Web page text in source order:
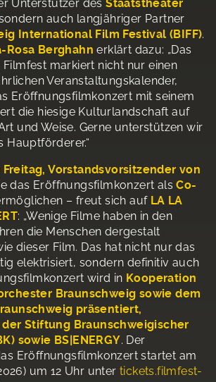
Unterstützer desStaatstheater
auch langjähriger Partner
International Film Festival (BIFF).
Rosa Berghahn erklärt dazu: „Das
markiert nicht nur einen
Veranstaltungskalender,
Eröffnungsfilmkonzert mit seinem
die hiesige Kulturlandschaft auf
und Weise. Gerne unterstützen wir
Hauptförderer.“
Vorstandsvorsitzender von
das Eröffnungsfilmkonzert alsCo-
– freut sich auf LA LA
: „Wenige Filme haben in den
die Menschen dergestalt
dieser Film. Das hat nicht nur das
elektrisiert, sondern definitiv auch
wird in Kooperation
Braunschweig sowie dem
präsentiert,
Stiftung Braunschweigischer
sowie BS|ENERGY. Der
Eröffnungsfilmkonzert startet am
um 12 Uhr unter tickets.filmfest-